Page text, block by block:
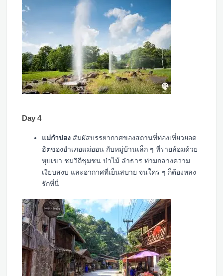
Day 4
แม่กำปอง สัมผัสบรรยากาศของสถานที่ท่องเที่ยวยอด
ฮิตของอำเภอแม่ออน กับหมู่บ้านเล็ก ๆ ที่รายล้อมด้วย
หุบเขา ชมวิถีชุมชน ป่าไม้ ลำธาร ท่ามกลางความ
เงียบสงบ และอากาศที่เย็นสบาย จนใคร ๆ ก็ต้องหลง
รักที่นี่